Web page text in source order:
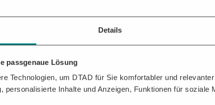
Details
passgenaue Lösung
Technologien, um DTAD für Sie komfortabler und
personalisierte Inhalte und Anzeigen, Funktionen für soziale
ab.
aus VOF und VOL.